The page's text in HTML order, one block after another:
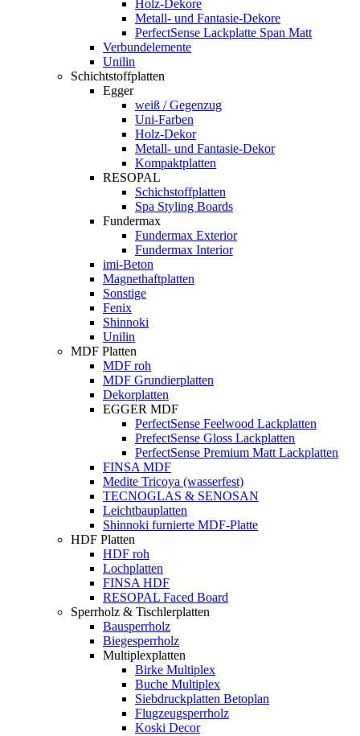
Holz-Dekore
Metall- und Fantasie-Dekore
PerfectSense Lackplatte Span Matt
Verbundelemente
Unilin
Schichtstoffplatten
Egger
weiß / Gegenzug
Uni-Farben
Holz-Dekor
Metall- und Fantasie-Dekor
Kompaktplatten
RESOPAL
Schichstoffplatten
Spa Styling Boards
Fundermax
Fundermax Exterior
Fundermax Interior
imi-Beton
Magnethaftplatten
Sonstige
Fenix
Shinnoki
Unilin
MDF Platten
MDF roh
MDF Grundierplatten
Dekorplatten
EGGER MDF
PerfectSense Feelwood Lackplatten
PrefectSense Gloss Lackplatten
PerfectSense Premium Matt Lackplatten
FINSA MDF
Medite Tricoya (wasserfest)
TECNOGLAS & SENOSAN
Leichtbauplatten
Shinnoki furnierte MDF-Platte
HDF Platten
HDF roh
Lochplatten
FINSA HDF
RESOPAL Faced Board
Sperrholz & Tischlerplatten
Bausperrholz
Biegesperrholz
Multiplexplatten
Birke Multiplex
Buche Multiplex
Siebdruckplatten Betoplan
Flugzeugsperrholz
Koski Decor